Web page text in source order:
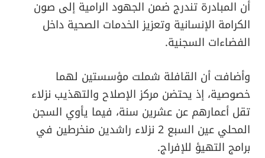
أن المبادرة تندرج ضمن الجهود الرامية إلى صون
الكرامة الإنسانية وتعزيز الخدمات الصحية داخل
الفضاءات السجنية.
وأضافت أن القافلة شملت مؤسستين لهما
خصوصية، إذ يحتضن مركز الإصلاح والتهذيب نزلاء
تقل أعمارهم عن عشرين سنة، فيما يأوي السجن
المحلي عين السبع 2 نزلاء راشدين منخرطين في
برامج التهيؤ للإفراج.